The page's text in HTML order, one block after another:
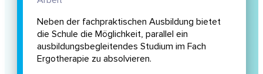
Neben der fachpraktischen Ausbildung bietet
die Schule die Möglichkeit, parallel ein
ausbildungsbegleitendes Studium im Fach
Ergotherapie zu absolvieren.